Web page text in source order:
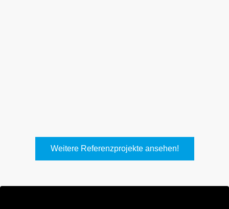
Weitere Referenzprojekte ansehen!